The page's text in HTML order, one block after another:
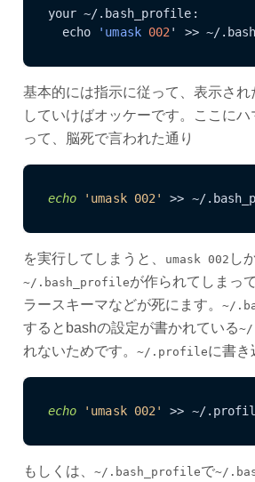
your ~/.bash_profile:
  echo
'umask 002
基本的には指示に従って、表示さ
していけばオッケーです。ここに
って、脳死で言われた通り
echo 'umask 002'
を実行してしまうと、 umask 002 し
~/.bash_profileが作られてしまっ
ラースキーマなどが死にます。 ~/
するとbashの設定が書かれている~/
れないためです。 ~/.profileに書き
echo 'umask 002'
もしくは、 ~/.bash_profileで~/